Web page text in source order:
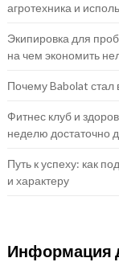
агротехника и
Экипировка для
на чем экономить
Почему Babolat
Фитнес клуб и
неделю достаточно
Путь к успеху: как
и характеру
Информация